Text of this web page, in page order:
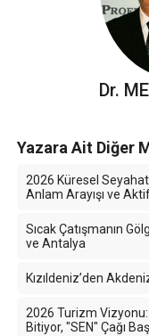
Dr.
Yazara Ait Diğer
2026 Küresel
Anlam Arayışı ve
Sıcak Çatışmanın
ve Antalya
Kızıldeniz’den
2026 Turizm
Bitiyor, "SEN" Çağı